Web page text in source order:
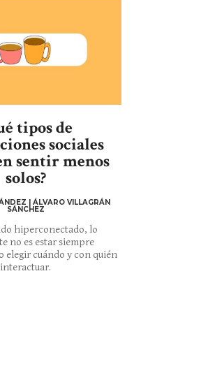
tipos de
sociales
sentir menos
solos?
| ÁLVARO VILLAGRÁN
SÁNCHEZ
hiperconectado, lo
no es estar siempre
elegir cuándo y con quién
interactuar.